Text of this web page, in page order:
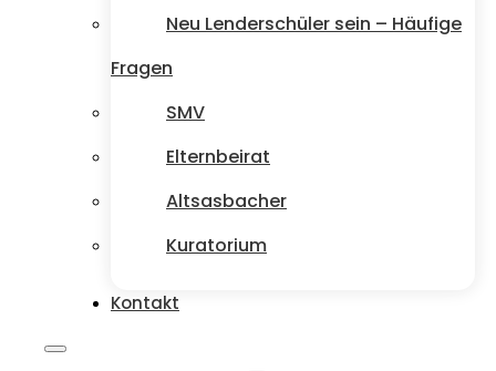
Neu Lenderschüler sein – Häufige
Fragen
SMV
Elternbeirat
Altsasbacher
Kuratorium
Kontakt